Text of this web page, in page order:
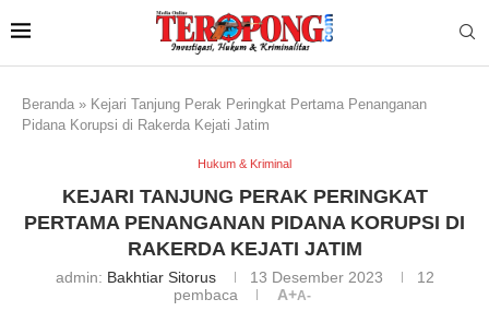
Beranda » Kejari Tanjung Perak Peringkat Pertama Penanganan
Pidana Korupsi di Rakerda Kejati Jatim
Hukum & Kriminal
KEJARI TANJUNG PERAK PERINGKAT
PERTAMA PENANGANAN PIDANA KORUPSI DI
RAKERDA KEJATI JATIM
admin: Bakhtiar Sitorus 13 Desember 2023
12
pembaca
A+A-